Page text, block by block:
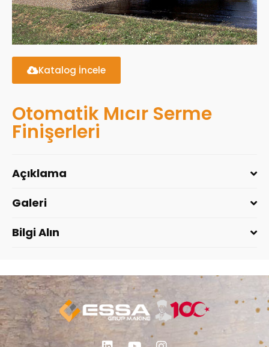
Katalog İncele
Otomatik Mıcır Serme
Finişerleri
Açıklama
Galeri
Bilgi Alın